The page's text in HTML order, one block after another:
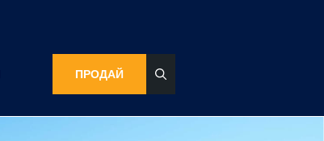
ПРОДАЙ